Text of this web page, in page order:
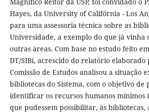
Hayes, da University of Califórnia - Los
para uma assessoria técnica sobre as
Universidade, a exemplo do que já vinha
outras áreas. Com base no estudo feito
DT/SIBi, acrescido do relatório elaborado
Comissão de Estudos analisou a situação
bibliotecas do Sistema, com o objetivo de
identificar os recursos humanos mínimos
que pudessem possibilitar, às bibliotecas,